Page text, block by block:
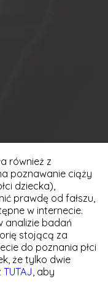
również z
poznawanie ciąży
dziecka),
prawdę od fałszu,
w internecie.
analizie badań
stojącą za
do poznania płci
że tylko dwie
TUTAJ, aby